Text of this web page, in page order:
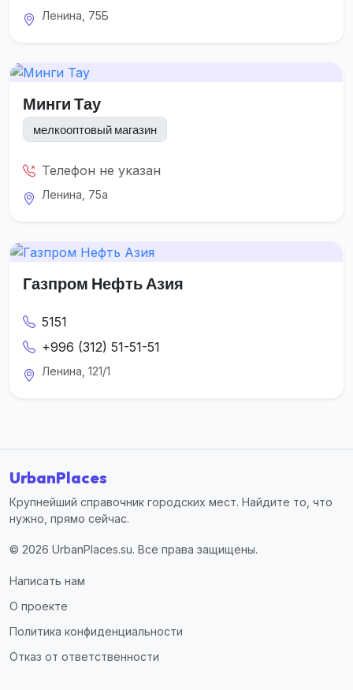
Ленина, 75Б
Минги Тау
мелкооптовый магазин
Телефон не указан
Ленина, 75а
Газпром Нефть Азия
5151
+996 (312) 51-51-51
Ленина, 121/1
UrbanPlaces
Крупнейший справочник городских мест. Найдите то, что
нужно, прямо сейчас.
© 2026 UrbanPlaces.su. Все права защищены.
Написать нам
О проекте
Политика конфиденциальности
Отказ от ответственности